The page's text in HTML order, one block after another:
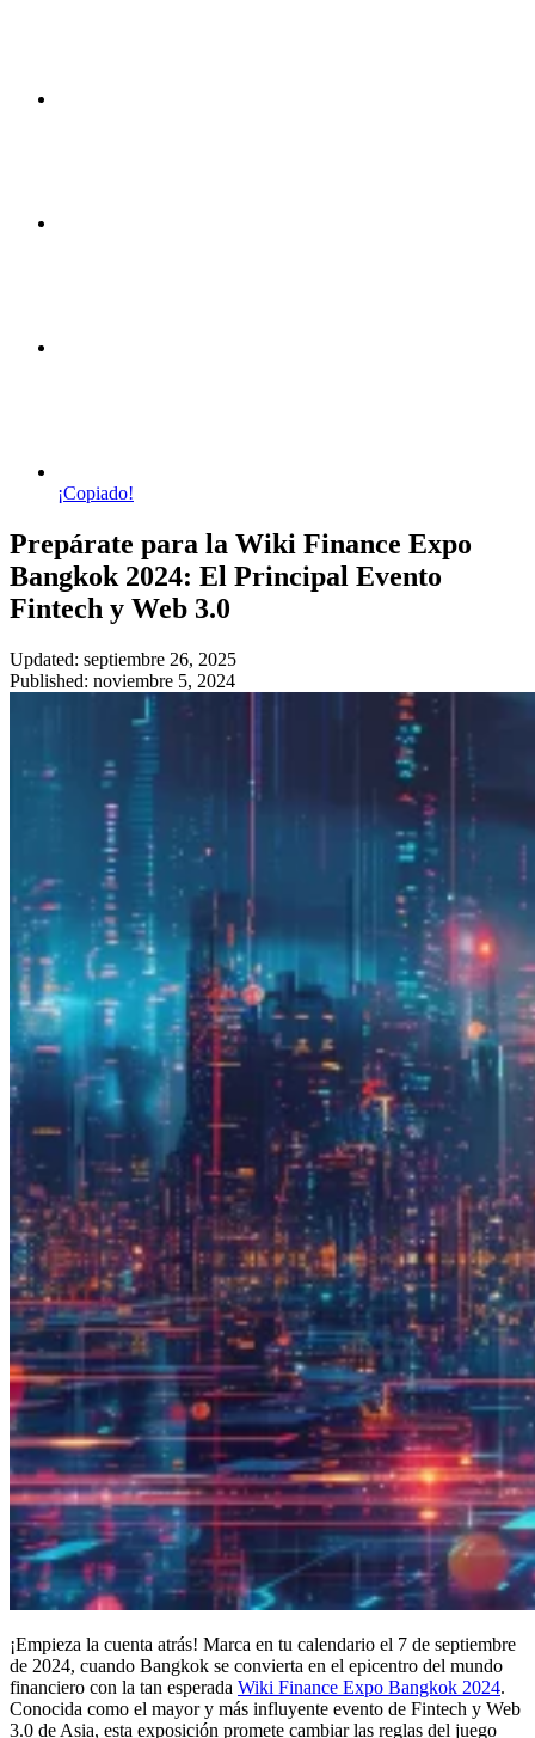
¡Copiado!
Prepárate para la Wiki Finance Expo
Bangkok 2024: El Principal Evento
Fintech y Web 3.0
Updated: septiembre 26, 2025
Published: noviembre 5, 2024
¡Empieza la cuenta atrás! Marca en tu calendario el 7 de septiembre
de 2024, cuando Bangkok se convierta en el epicentro del mundo
financiero con la tan esperada Wiki Finance Expo Bangkok 2024.
Conocida como el mayor y más influyente evento de Fintech y Web
3.0 de Asia, esta exposición promete cambiar las reglas del juego